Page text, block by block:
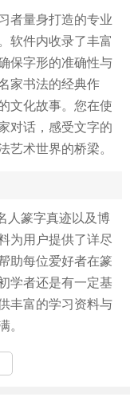
者量身打造的专业
软件内收录了丰富
保字形的准确性与
家书法的经典作
文化故事。您在使
对话，感受文字的
艺术世界的桥梁。
人篆字真迹以及博
为用户提供了详尽
助每位爱好者在篆
学者还是有一定基
丰富的学习资料与
。